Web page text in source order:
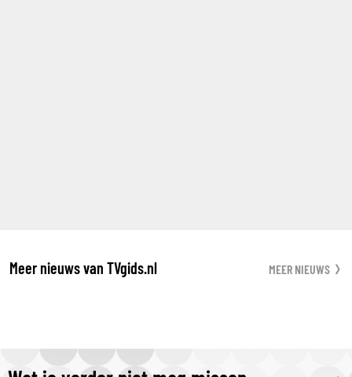
Meer nieuws van TVgids.nl MEER NIEUWS